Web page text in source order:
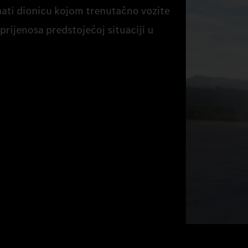
dionicu kojom trenutačno vozite
predstojećoj situaciji u